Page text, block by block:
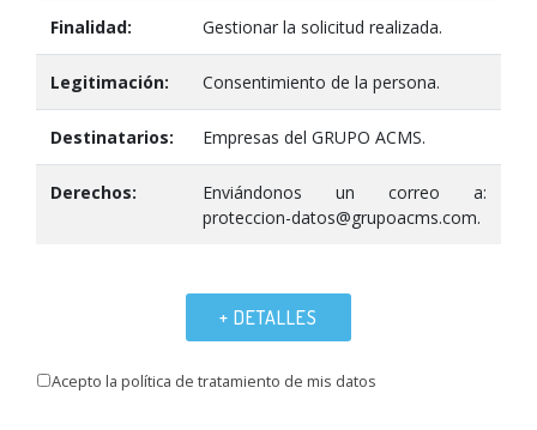
Finalidad: Gestionar la solicitud realizada.
Legitimación: Consentimiento de la persona.
Destinatarios: Empresas del GRUPO ACMS.
Derechos:
Enviándonos un correo a:
proteccion-datos@grupoacms.com.
+ DETALLES
Acepto la política de tratamiento de mis datos